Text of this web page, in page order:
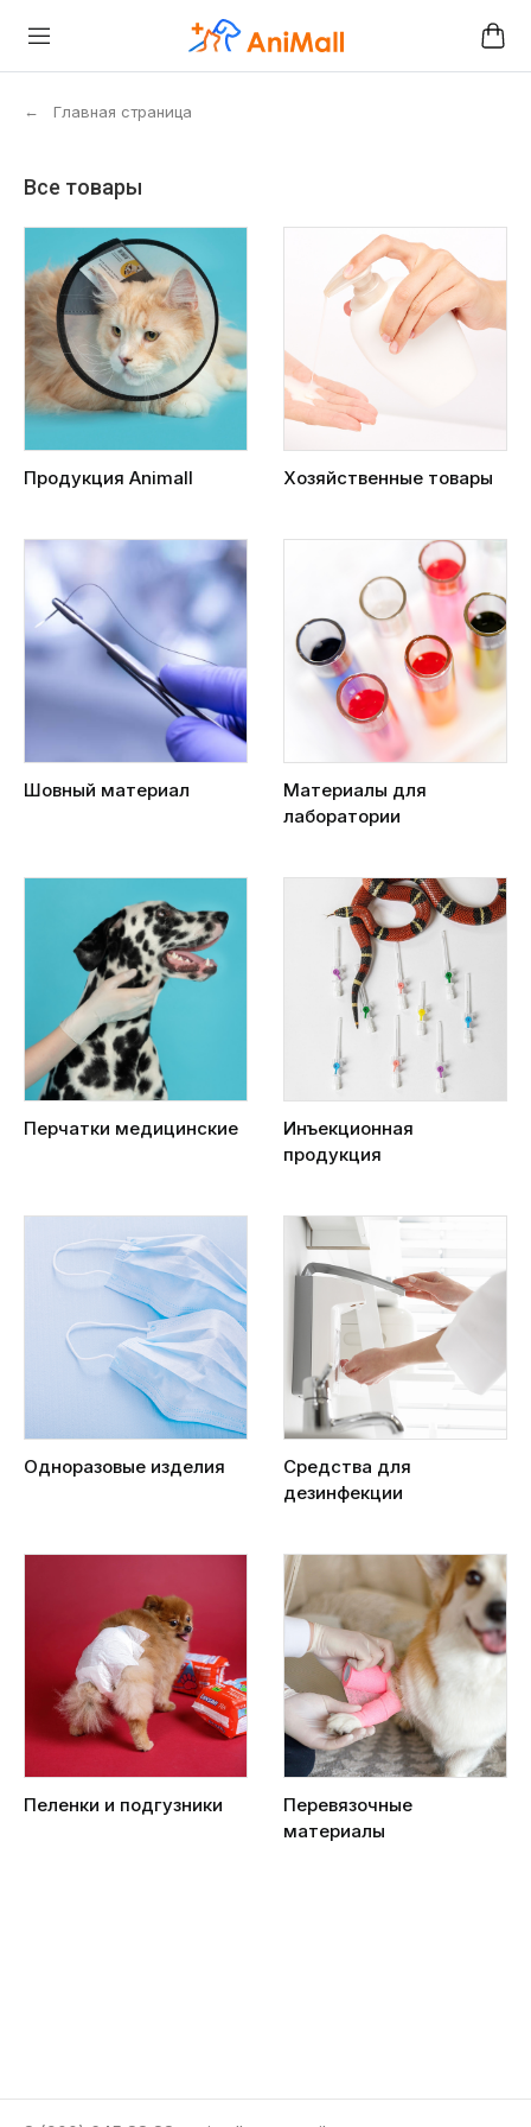
← Главная страница
Все товары
Продукция Animall Хозяйственные товары
Шовный материал
Материалы для
лаборатории
Перчатки медицинские
Инъекционная
продукция
Одноразовые изделия
Средства для
дезинфекции
Пеленки и подгузники
Перевязочные
материалы